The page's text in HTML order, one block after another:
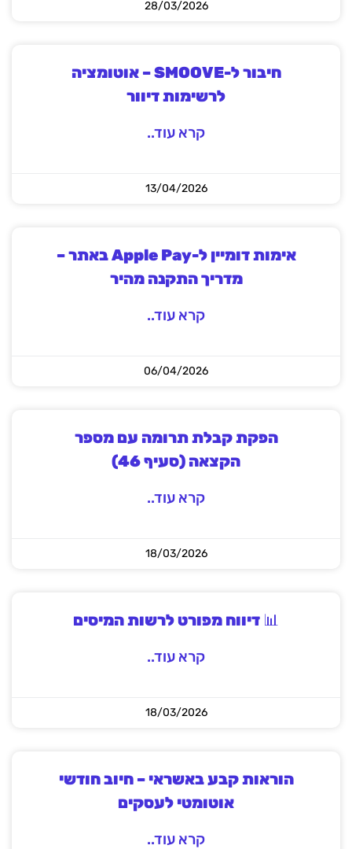
28/03/2026
חיבור ל-SMOOVE – אוטומציה
לרשימות דיוור
קרא עוד..
13/04/2026
אימות דומיין ל-Apple Pay באתר –
מדריך התקנה מהיר
קרא עוד..
06/04/2026
הפקת קבלת תרומה עם מספר
הקצאה (סעיף 46)
קרא עוד..
18/03/2026
📊 דיווח מפורט לרשות המיסים
קרא עוד..
18/03/2026
הוראות קבע באשראי – חיוב חודשי
אוטומטי לעסקים
קרא עוד..